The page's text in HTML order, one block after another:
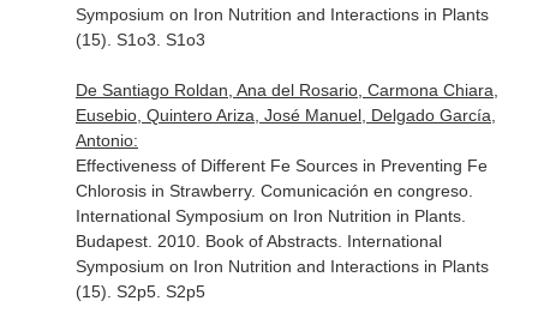
Symposium on Iron Nutrition and Interactions in Plants
(15). S1o3. S1o3
De Santiago Roldan, Ana del Rosario, Carmona Chiara,
Eusebio, Quintero Ariza, José Manuel, Delgado García,
Antonio:
Effectiveness of Different Fe Sources in Preventing Fe
Chlorosis in Strawberry. Comunicación en congreso.
International Symposium on Iron Nutrition in Plants.
Budapest. 2010. Book of Abstracts. International
Symposium on Iron Nutrition and Interactions in Plants
(15). S2p5. S2p5